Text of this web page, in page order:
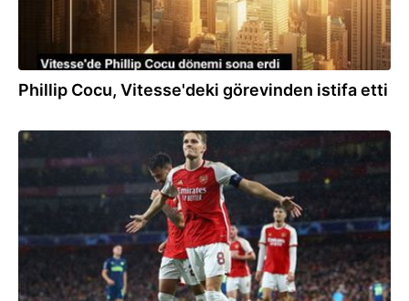
Phillip Cocu, Vitesse'deki görevinden istifa etti
21.09.2023